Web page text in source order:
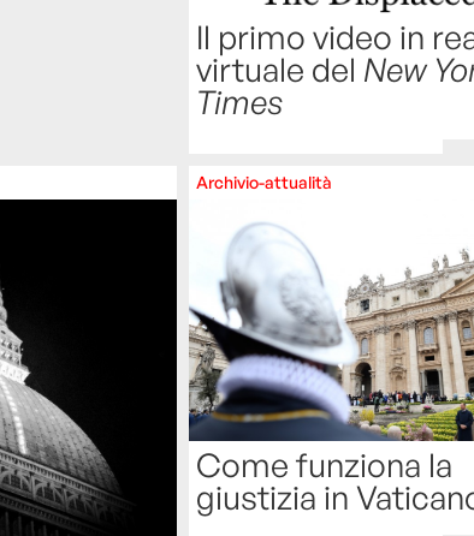
Il primo video in
virtuale del New
Times
Archivio-attualità
Come funziona la
giustizia in